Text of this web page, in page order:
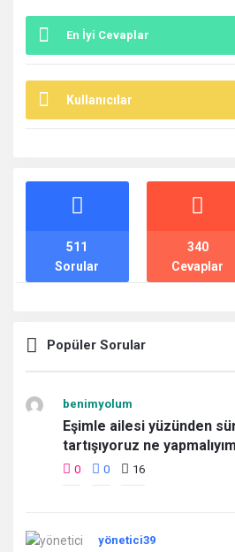
En İyi Cevaplar
Kullanıcılar
İstatistikler
Sorular
511
Cevaplar
340
Popüler Sorular
benimyolum
Eşimle ailesi yüzünden
tartışıyoruz ne
0 0 16
yönetici39